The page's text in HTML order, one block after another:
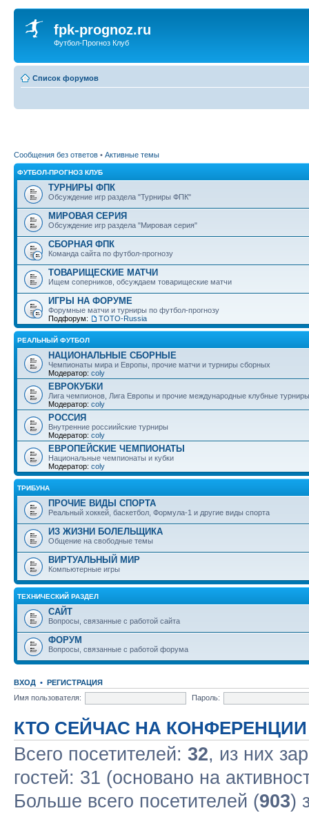
fpk-prognoz.ru
Футбол-Прогноз Клуб
Список форумов
Сообщения без ответов • Активные темы
ФУТБОЛ-ПРОГНОЗ КЛУБ
ТУРНИРЫ ФПК
Обсуждение игр раздела "Турниры ФПК"
МИРОВАЯ СЕРИЯ
Обсуждение игр раздела "Мировая серия"
СБОРНАЯ ФПК
Команда сайта по футбол-прогнозу
ТОВАРИЩЕСКИЕ МАТЧИ
Ищем соперников, обсуждаем товарищеские матчи
ИГРЫ НА ФОРУМЕ
Форумные матчи и турниры по футбол-прогнозу
Подфорум:
ТОТО-Russia
РЕАЛЬНЫЙ ФУТБОЛ
НАЦИОНАЛЬНЫЕ СБОРНЫЕ
Чемпионаты мира и Европы, прочие матчи и турниры сборных
Модератор: coly
ЕВРОКУБКИ
Лига чемпионов, Лига Европы и прочие международные клубные турниры
Модератор: coly
РОССИЯ
Внутренние россиийские турниры
Модератор: coly
ЕВРОПЕЙСКИЕ ЧЕМПИОНАТЫ
Национальные чемпионаты и кубки
Модератор: coly
ТРИБУНА
ПРОЧИЕ ВИДЫ СПОРТА
Реальный хоккей, баскетбол, Формула-1 и другие виды спорта
ИЗ ЖИЗНИ БОЛЕЛЬЩИКА
Общение на свободные темы
ВИРТУАЛЬНЫЙ МИР
Компьютерные игры
ТЕХНИЧЕСКИЙ РАЗДЕЛ
САЙТ
Вопросы, связанные с работой сайта
ФОРУМ
Вопросы, связанные с работой форума
ВХОД • РЕГИСТРАЦИЯ
Имя пользователя:
Пароль:
КТО СЕЙЧАС НА КОНФЕРЕНЦИИ
Всего посетителей: 32, из них
гостей: 31 (основано на
Больше всего посетителей (903)